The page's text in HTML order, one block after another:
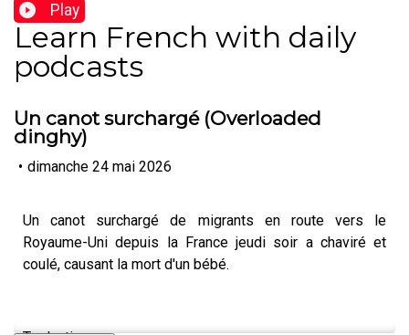
Play
Learn French with daily
podcasts
Un canot surchargé (Overloaded
dinghy)
• dimanche 24 mai 2026
Un canot surchargé de migrants en route vers le
Royaume-Uni depuis la France jeudi soir a chaviré et
coulé, causant la mort d'un bébé.